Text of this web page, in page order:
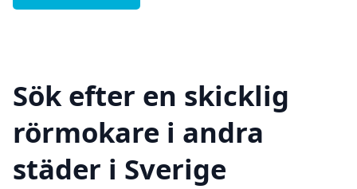
Sök efter en skicklig
rörmokare i andra
städer i Sverige